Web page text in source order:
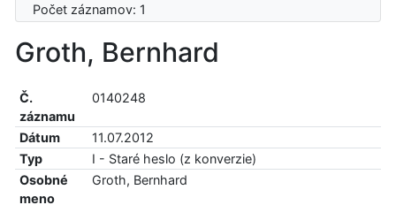
Počet záznamov: 1
Groth, Bernhard
Č.
záznamu
0140248
Dátum
11.07.2012
Typ
I - Staré heslo (z konverzie)
Osobné
meno
Groth, Bernhard